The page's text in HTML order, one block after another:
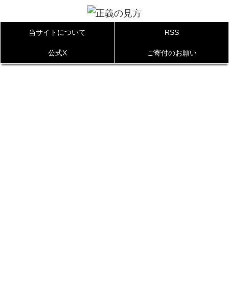
当サイトについて RSS
公式X ご寄付のお願い